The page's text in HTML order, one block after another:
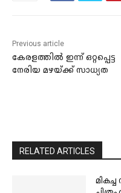
Previous article
കേരളത്തിൽ ഇന്ന് ഒറ്റപ്പെട്ട
നേരിയ മഴയ്ക്ക് സാധ്യത
RELATED ARTICLES